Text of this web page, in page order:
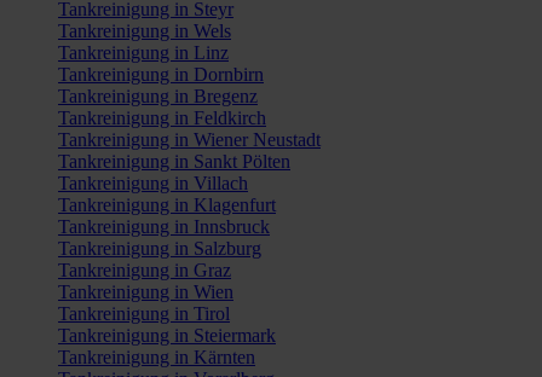
Tankreinigung in Steyr
Tankreinigung in Wels
Tankreinigung in Linz
Tankreinigung in Dornbirn
Tankreinigung in Bregenz
Tankreinigung in Feldkirch
Tankreinigung in Wiener Neustadt
Tankreinigung in Sankt Pölten
Tankreinigung in Villach
Tankreinigung in Klagenfurt
Tankreinigung in Innsbruck
Tankreinigung in Salzburg
Tankreinigung in Graz
Tankreinigung in Wien
Tankreinigung in Tirol
Tankreinigung in Steiermark
Tankreinigung in Kärnten